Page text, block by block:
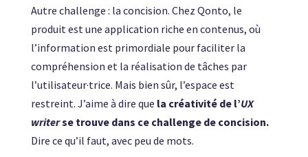
Autre challenge : la concision. Chez Qonto, le
produit est une application riche en contenus, où
l’information est primordiale pour faciliter la
compréhension et la réalisation de tâches par
l’utilisateur·trice. Mais bien sûr, l’espace est
restreint. J’aime à dire que la créativité de l’UX
writerse trouve dans ce challenge de concision.
Dire ce qu’il faut, avec peu de mots.